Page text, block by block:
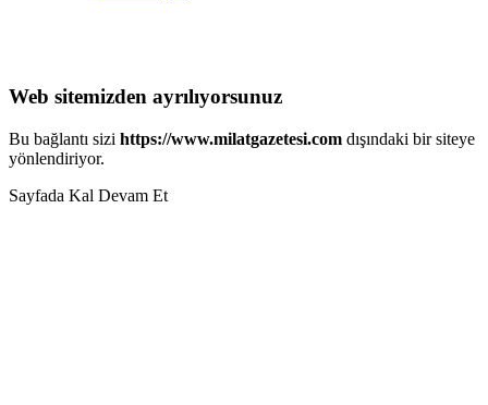
Web sitemizden ayrılıyorsunuz
Bu bağlantı sizi https://www.milatgazetesi.com dışındaki bir siteye
yönlendiriyor.
Sayfada Kal Devam Et